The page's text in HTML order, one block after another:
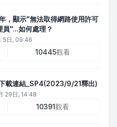
，顯示"無法取得網路使用許可
員"...如何處理？
5日, 09:46
10445觀看
載連結_SP4(2023/9/21釋出)
29日, 14:48
10391觀看